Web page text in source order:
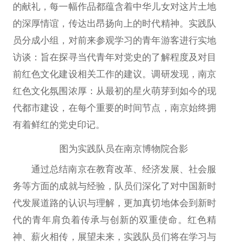
的献礼，每一幅作品都蕴含着中华儿女对这片土地
的深厚情谊，传达出昂扬向上的时代精神。实践队
员分成小组，对前来参观学习的青年游客进行实地
访谈：旨在探寻当代青年对党史的了解程度及对目
前红色文化建设相关工作的建议。调研发现，南京
红色文化氛围浓厚：从最初的星火萌芽到如今的现
代都市建设，在每个重要的时间节点，南京始终拥
有着鲜红的党史印记。
图为实践队员在南京博物院合影
通过总结南京在教育改革、经济发展、社会服
务等方面的成就与经验，队员们深化了对中国新时
代发展道路的认识与理解，更加真切地体会到新时
代的青年肩负着传承与创新的双重使命。红色精
神、薪火相传，展望未来，实践队员们将在学习与